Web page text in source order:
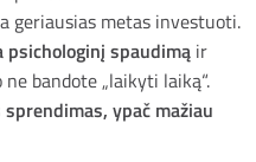
geriausias metas investuoti.
spaudimą ir
bandote „laikyti laiką“.
ypač mažiau